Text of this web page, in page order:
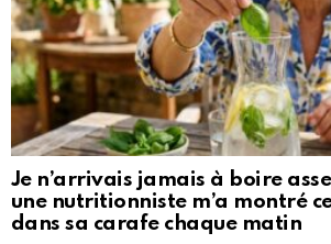
Je n’arrivais jamais à boire
une nutritionniste m’a montré
dans sa carafe chaque matin